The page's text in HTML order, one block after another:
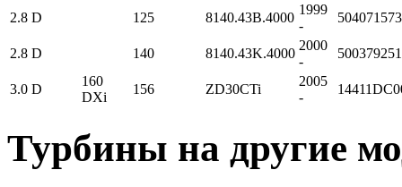
2.8 D 125 8140.43B.4000
1999
-
504071573
2.8 D 140 8140.43K.4000
2000
-
500379251
3.0 D
160
DXi
156 ZD30CTi
2005
-
Турбины на другие